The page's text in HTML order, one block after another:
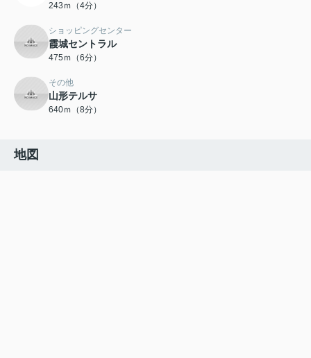
243ｍ（4分）
ショッピングセンター
霞城セントラル
475ｍ（6分）
その他
山形テルサ
640ｍ（8分）
地図